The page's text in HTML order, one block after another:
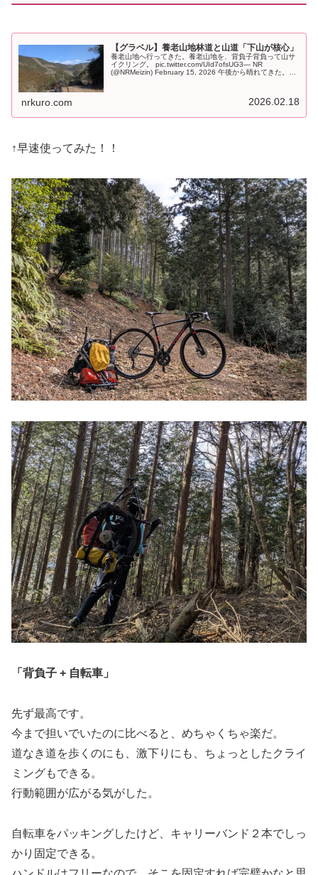
【グラベル】養老山地林道と山道「下山が核心」
養老山地へ行ってきた。養老山地を、背負子背負って山サ
イクリング。 pic.twitter.com/UId7ofsUG3— NR
(@NRMeizin) February 15, 2026 午後から晴れてきた。林
nrkuro.com 2026.02.18
↑早速使ってみた！！
「背負子 + 自転車」
先ず最高です。
今まで担いでいたのに比べると、めちゃくちゃ楽だ。
道なき道を歩くのにも、激下りにも、ちょっとしたクライ
ミングもできる。
行動範囲が広がる気がした。
自転車をパッキングしたけど、キャリーバンド２本でしっ
かり固定できる。